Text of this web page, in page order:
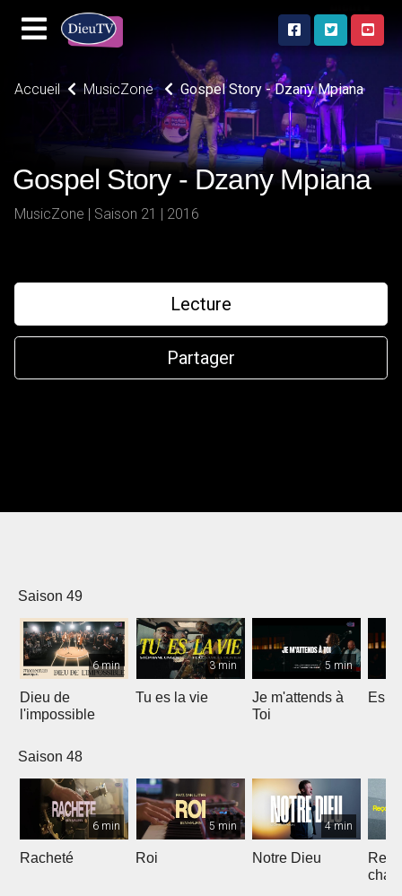
Accueil MusicZone Gospel Story - Dzany Mpiana
Gospel Story - Dzany Mpiana
MusicZone | Saison 21 | 2016
Lecture
Partager
Saison 49
6 min
Dieu de
l'impossible
3 min
Tu es la vie
5 min
Je m'attends à
Toi
Saison 48
6 min
Racheté
5 min
Roi
4 min
Notre Dieu
chant